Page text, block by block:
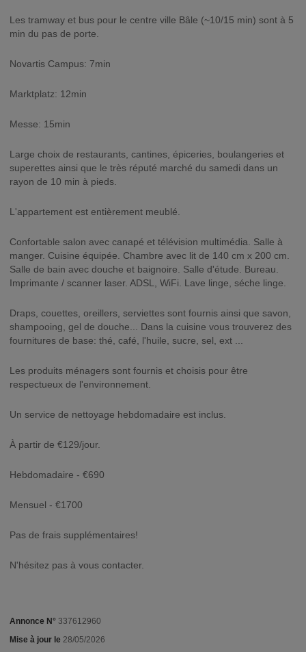
Les tramway et bus pour le centre ville Bâle (~10/15 min) sont à 5
min du pas de porte.
Novartis Campus: 7min
Marktplatz: 12min
Messe: 15min
Large choix de restaurants, cantines, épiceries, boulangeries et
superettes ainsi que le très réputé marché du samedi dans un
rayon de 10 min à pieds.
L'appartement est entièrement meublé.
Confortable salon avec canapé et télévision multimédia. Salle à
manger. Cuisine équipée. Chambre avec lit de 140 cm x 200 cm.
Salle de bain avec douche et baignoire. Salle d'étude. Bureau.
Imprimante / scanner laser. ADSL, WiFi. Lave linge, séche linge.
Draps, couettes, oreillers, serviettes sont fournis ainsi que savon,
shampooing, gel de douche... Dans la cuisine vous trouverez des
fournitures de base: thé, café, l'huile, sucre, sel, ext ...
Les produits ménagers sont fournis et choisis pour être
respectueux de l'environnement.
Un service de nettoyage hebdomadaire est inclus.
À partir de €129/jour.
Hebdomadaire - €690
Mensuel - €1700
Pas de frais supplémentaires!
N'hésitez pas à vous contacter.
Annonce N° 337612960
Mise à jour le 28/05/2026